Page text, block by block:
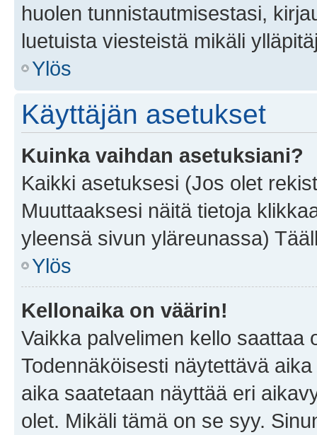
huolen tunnistautmisestasi,
luetuista viesteistä mikäli
Ylös
Käyttäjän asetukset
Kuinka vaihdan asetuksiani?
Kaikki asetuksesi (Jos olet
Muuttaaksesi näitä tietoja
yleensä sivun yläreunassa)
Ylös
Kellonaika on väärin!
Vaikka palvelimen kello saattaa
Todennäköisesti näytettävä
aika saatetaan näyttää eri
olet. Mikäli tämä on se syy.